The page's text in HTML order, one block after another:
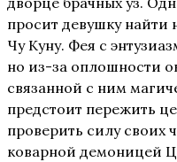
просит девушку найти
Чу Куну. Фея с
но из-за оплошности
связанной с ним
предстоит пережить
проверить силу своих
коварной демоницей